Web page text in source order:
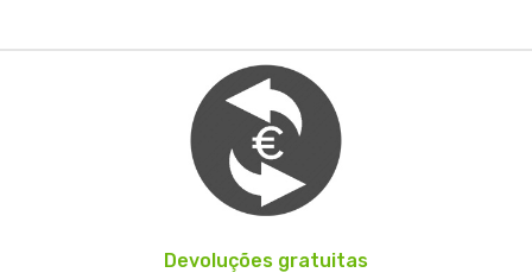
Devoluções gratuitas